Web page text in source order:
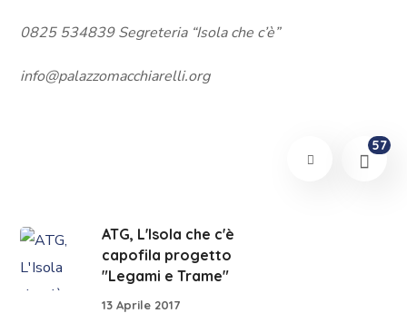
0825 534839 Segreteria “Isola che c’è”
info@palazzomacchiarelli.org
57
ATG, L'Isola che c'è
capofila progetto
"Legami e Trame"
13 Aprile 2017